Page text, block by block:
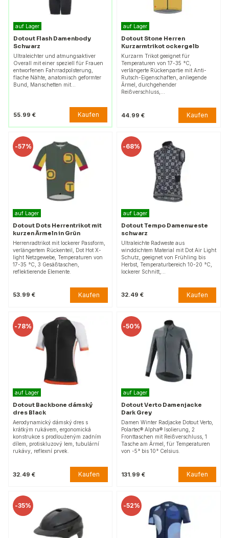
auf Lager
Dotout Flash Damenbody
Schwarz
Ultraleichter und atmungsaktiver
Overall mit einer speziell für Frauen
entworfenen Fahrradpolsterung,
flache Nähte, anatomisch geformter
Bund, Manschetten mit…
55.99 € Kaufen
auf Lager
Dotout Stone Herren
Kurzarmtrikot ockergelb
Kurzarm Trikot geeignet für
Temperaturen von 17-35 °C,
verlängerte Rückenpartie mit Anti-
Rutsch-Eigenschaften, anliegende
Ärmel, durchgehender
Reißverschluss,…
44.99 € Kaufen
-57%
auf Lager
Dotout Dots Herrentrikot mit
kurzen Ärmeln in Grün
Herrenradtrikot mit lockerer Passform,
verlängertem Rückenteil, Dot Hot X-
light Netzgewebe, Temperaturen von
17-35 °C, 3 Gesäßtaschen,
reflektierende Elemente.
53.99 € Kaufen
-68%
auf Lager
Dotout Tempo Damenweste
schwarz
Ultraleichte Radweste aus
winddichtem Material mit Dot Air Light
Schutz, geeignet von Frühling bis
Herbst, Temperaturbereich 10-20 °C,
lockerer Schnitt,…
32.49 € Kaufen
-78%
auf Lager
Dotout Backbone dámský
dres Black
Aerodynamický dámský dres s
krátkým rukávem, ergonomická
konstrukce s prodlouženým zadním
dílem, protiskluzový lem, tubulární
rukávy, reflexní prvek.
32.49 € Kaufen
-50%
auf Lager
Dotout Verto Damenjacke
Dark Grey
Damen Winter Radjacke Dotout Verto,
Polartec® Alpha® Isolierung, 2
Fronttaschen mit Reißverschluss, 1
Tasche am Ärmel, für Temperaturen
von -5° bis 10° Celsius.
131.99 € Kaufen
-35% -52%